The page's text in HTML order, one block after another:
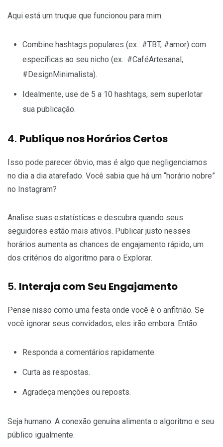
Aqui está um truque que funcionou para mim:
Combine hashtags populares (ex.: #TBT, #amor) com
específicas ao seu nicho (ex.: #CaféArtesanal,
#DesignMinimalista).
Idealmente, use de 5 a 10 hashtags, sem superlotar
sua publicação.
4. Publique nos Horários Certos
Isso pode parecer óbvio, mas é algo que negligenciamos
no dia a dia atarefado. Você sabia que há um “horário nobre”
no Instagram?
Analise suas estatísticas e descubra quando seus
seguidores estão mais ativos. Publicar justo nesses
horários aumenta as chances de engajamento rápido, um
dos critérios do algoritmo para o Explorar.
5. Interaja com Seu Engajamento
Pense nisso como uma festa onde você é o anfitrião. Se
você ignorar seus convidados, eles irão embora. Então:
Responda a comentários rapidamente.
Curta as respostas.
Agradeça menções ou reposts.
Seja humano. A conexão genuína alimenta o algoritmo e seu
público igualmente.